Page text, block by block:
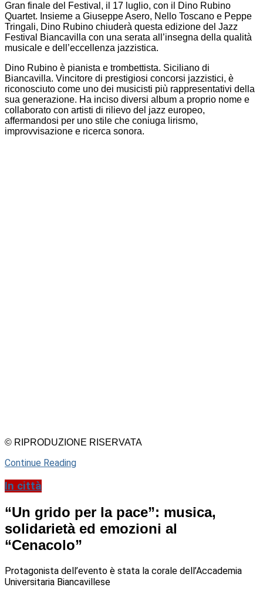
Gran finale del Festival, il 17 luglio, con il Dino Rubino
Quartet. Insieme a Giuseppe Asero, Nello Toscano e Peppe
Tringali, Dino Rubino chiuderà questa edizione del Jazz
Festival Biancavilla con una serata all’insegna della qualità
musicale e dell’eccellenza jazzistica.
Dino Rubino è pianista e trombettista. Siciliano di
Biancavilla. Vincitore di prestigiosi concorsi jazzistici, è
riconosciuto come uno dei musicisti più rappresentativi della
sua generazione. Ha inciso diversi album a proprio nome e
collaborato con artisti di rilievo del jazz europeo,
affermandosi per uno stile che coniuga lirismo,
improvvisazione e ricerca sonora.
© RIPRODUZIONE RISERVATA
Continue Reading
In città
“Un grido per la pace”: musica,
solidarietà ed emozioni al
“Cenacolo”
Protagonista dell’evento è stata la corale dell’Accademia
Universitaria Biancavillese